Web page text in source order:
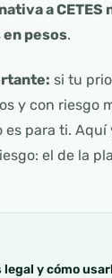
a
pesos.
si tu
y con riesgo
es para ti. Aquí
el de la
legal y cómo